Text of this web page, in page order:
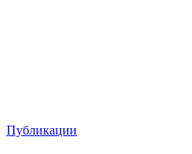
Публикации